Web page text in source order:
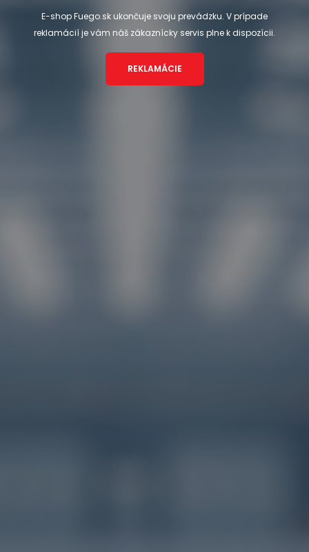
E-shop Fuego.sk ukončuje svoju prevádzku. V prípade
reklamácií je vám náš zákaznícky servis plne k dispozícii.
REKLAMÁCIE